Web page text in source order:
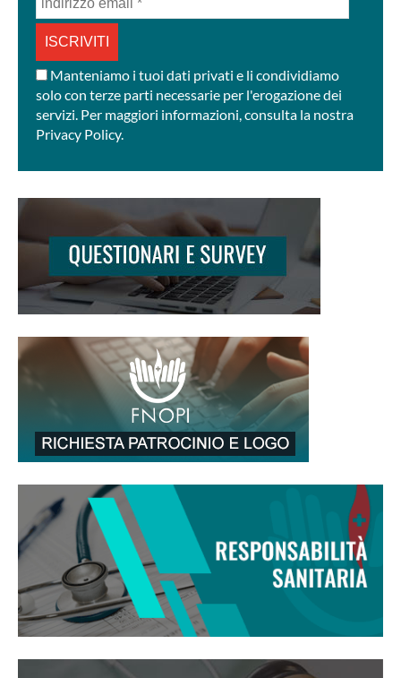
email
Manteniamo i tuoi dati privati e li condividiamo
solo con terze parti necessarie per l'erogazione dei
servizi. Per maggiori informazioni, consulta la nostra
Privacy Policy.